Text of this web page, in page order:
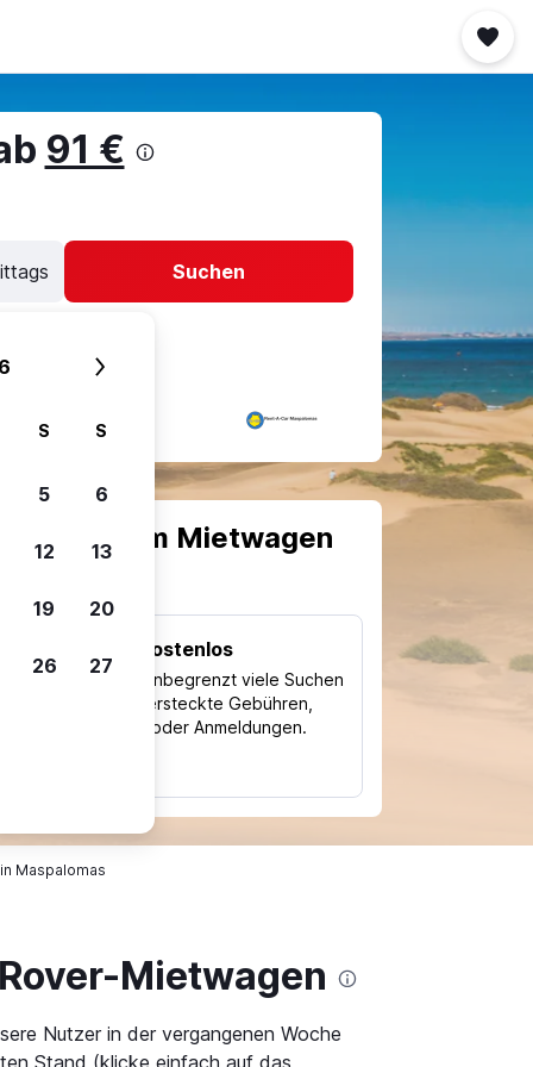
91 €
Suchen
um Mietwagen
Kostenlos
Nutze unbegrenzt viele Suchen
ohne versteckte Gebühren,
Kosten oder Anmeldungen.
Maspalomas
Mietwagen
Nutzer in der vergangenen Woche
Stand (klicke einfach auf das
S S
5 6
12 13
19 20
26 27